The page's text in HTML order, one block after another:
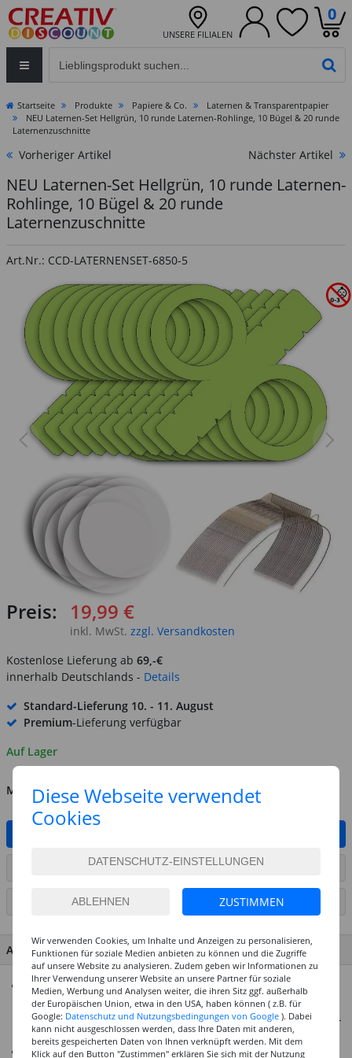
UNSERE FILIALEN
0
Startseite Produkte Papiere & Co.
Laternen & Transparentpapier
NEU Laternen-Set Hellgrün, 10 runde Laternen-Rohlinge, 10 Bügel & 20 runde
Laternenzuschnitte
Vorheriger Artikel Nächster Artikel
NEU Laternen-Set Hellgrün, 10 runde Laternen-
Rohlinge, 10 Bügel & 20 runde
Laternenzuschnitte
Art.Nr.: CCD-LATERNENSET-6850-5
Preis: 19,99 €
inkl. MwSt. zzgl. Versandkosten
Kostenlose Lieferung ab 69,-€
innerhalb Deutschlands - Details
Standard-Lieferung 10. - 11. August
Premium-Lieferung verfügbar
Auf Lager
MENGE
ARTIKEL AUF WUNSCHLISTE SETZEN
SEITE DRUCKEN
ARTIKEL MERKMALE & DETAILS
Basteln Sie 10 Rundlaternen! Im Set enthalten sind 10
Rundlaternen-Rohlinge, 20 Transparentpapierzuschnitte
aus weißem Transparentpapier extrastark und 10 Laternen-
Drahtbügel
Das ideale Bastelset für Kindergärten, Grundschulen und
Diese Webseite verwendet
Cookies
ZUSTIMMEN
Wir verwenden Cookies, um Inhalte und Anzeigen zu personalisieren,
Funktionen für soziale Medien anbieten zu können und die Zugriffe
auf unsere Website zu analysieren. Zudem geben wir Informationen zu
Ihrer Verwendung unserer Website an unsere Partner für soziale
Medien, Werbung und Analysen weiter, die ihren Sitz ggf. außerhalb
der Europäischen Union, etwa in den USA, haben können ( z.B. für
Google: Datenschutz und Nutzungsbedingungen von Google ). Dabei
kann nicht ausgeschlossen werden, dass Ihre Daten mit anderen,
bereits gespeicherten Daten von Ihnen verknüpft werden. Mit dem
Klick auf den Button "Zustimmen" erklären Sie sich mit der Nutzung